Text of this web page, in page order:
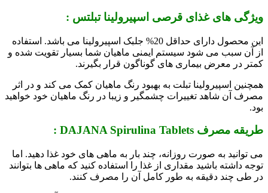
ویژگی های غذای قرصی اسپیرولینا تبلتس :
این محصول دارای حداقل 20% جلبک اسپیرولینا می باشد. استفاده
از آن سبب می شود سیستم ایمنی ماهیان شما بسیار تقویت شده و
کمتر در معرض بیماری های گوناگون قرار بگیرند.
همچنین اسپیرولینا تبلت به بهبود رنگ ماهیان کمک می کند و در اثر
مصرف آن شاهد تغییرات چشمگیر و زیبا در رنگ ماهیان خود خواهید
بود.
طریقه مصرف DAJANA Spirulina Tablets :
می توانید به صورت روزانه، چند بار به ماهی های خود غذا دهید. اما
توجه داشته باشید مقداری از غذا را استفاده کنید که ماهی ها بتوانند
در طی چند دقیقه به طور کامل آن را مصرف کنند.